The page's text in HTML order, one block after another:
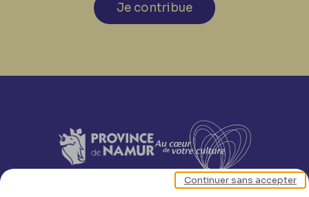
Je contribue
Continuer sans accepter